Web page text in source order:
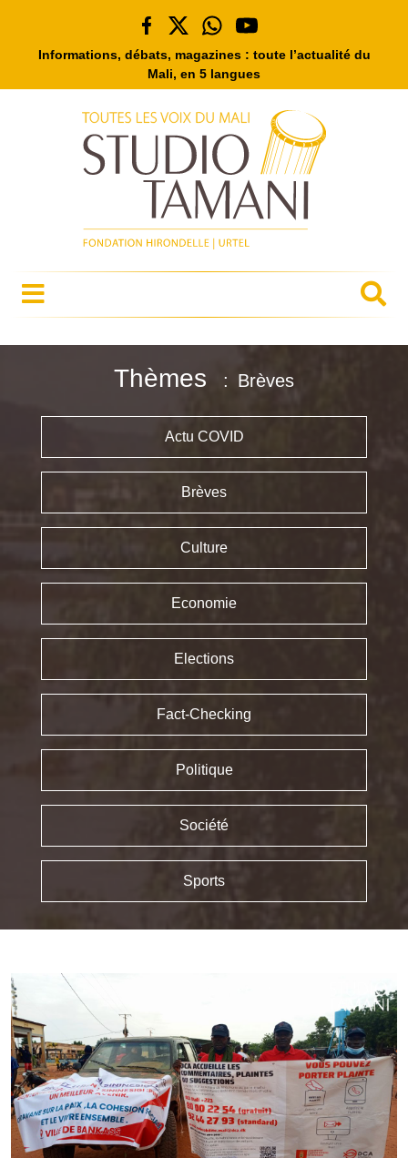
Informations, débats, magazines : toute l’actualité du
Mali, en 5 langues
Thèmes Brèves
Actu COVID
Brèves
Culture
Economie
Elections
Fact-Checking
Politique
Société
Sports